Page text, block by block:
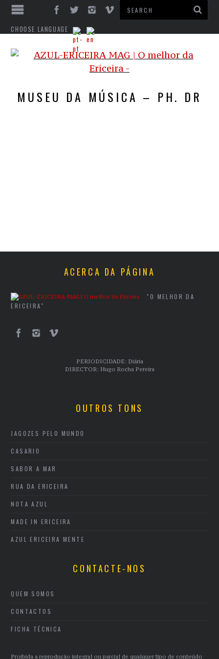
CHOOSE LANGUAGE
MUSEU DA MÚSICA – PH. DR
ACERCA DA PÁGINA
"O MELHOR DA
ERICEIRA"
PERIODICIDADE: Diária
DIRECTOR: Hugo Rocha Pereira
OUTROS TONS
JAGOZES PELO MUNDO
CASARIO
SABOR A MAR
RUA DA ERICEIRA
NOTA AZUL
MADE IN ERICEIRA
AZUL ERICEIRA MENTE
CONTACTE-NOS
QUEM SOMOS
CONTACTOS
FICHA TÉCNICA
Proibida a reprodução integral ou parcial de qualquer tipo de conteúdo